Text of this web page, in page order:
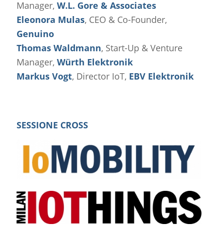
Manager, W.L. Gore & Associates
Eleonora Mulas, CEO & Co-Founder,
Genuino
Thomas Waldmann, Start-Up & Venture
Manager, Würth Elektronik
Markus Vogt, Director IoT, EBV Elektronik
SESSIONE CROSS